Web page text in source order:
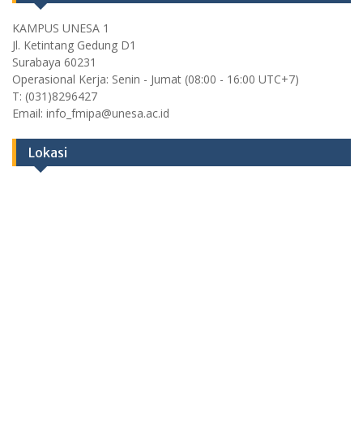
KAMPUS UNESA 1
Jl. Ketintang Gedung D1
Surabaya 60231
Operasional Kerja: Senin - Jumat (08:00 - 16:00 UTC+7)
T: (031)8296427
Email: info_fmipa@unesa.ac.id
Lokasi